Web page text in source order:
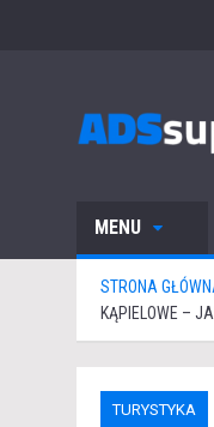
MENU
STRONA
KĄPIELOWE –
TURYSTYKA